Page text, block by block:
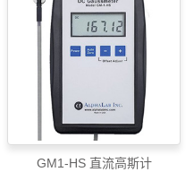
GM1-HS 直流高斯计